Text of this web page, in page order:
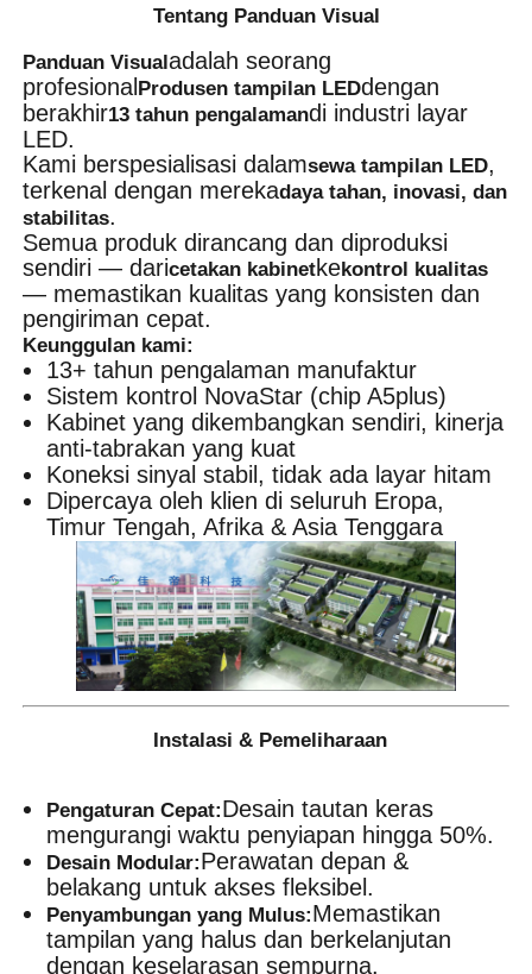
Tentang Panduan Visual
Panduan Visualadalah seorang
profesional Produsen tampilan LEDdengan
berakhir13 tahun pengalamandi industri layar
LED.
Kami berspesialisasi dalamsewa tampilan LED,
terkenal dengan merekadaya tahan, inovasi, dan
stabilitas.
Semua produk dirancang dan diproduksi
sendiri — daricetakan kabinetkekontrol kualitas
— memastikan kualitas yang konsisten dan
pengiriman cepat.
Keunggulan kami:
13+ tahun pengalaman manufaktur
Sistem kontrol NovaStar (chip A5plus)
Kabinet yang dikembangkan sendiri, kinerja
anti-tabrakan yang kuat
Koneksi sinyal stabil, tidak ada layar hitam
Dipercaya oleh klien di seluruh Eropa,
Timur Tengah, Afrika & Asia Tenggara
Instalasi & Pemeliharaan
Pengaturan Cepat:Desain tautan keras
mengurangi waktu penyiapan hingga 50%.
Desain Modular:Perawatan depan &
belakang untuk akses fleksibel.
Penyambungan yang Mulus:Memastikan
tampilan yang halus dan berkelanjutan
dengan keselarasan sempurna.